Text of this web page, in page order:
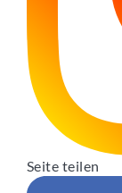
Seite teilen